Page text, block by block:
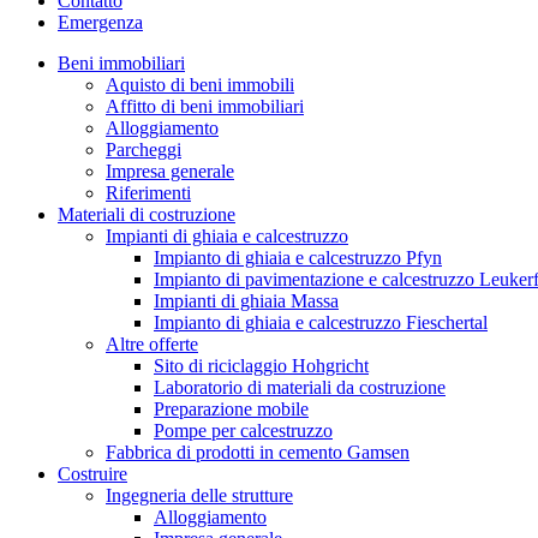
Emergenza
Beni immobiliari
Aquisto di beni immobili
Affitto di beni immobiliari
Alloggiamento
Parcheggi
Impresa generale
Riferimenti
Materiali di costruzione
Impianti di ghiaia e calcestruzzo
Impianto di ghiaia e calcestruzzo Pfyn
Impianto di pavimentazione e calcestruzzo
Impianti di ghiaia Massa
Impianto di ghiaia e calcestruzzo Fieschertal
Altre offerte
Sito di riciclaggio Hohgricht
Laboratorio di materiali da costruzione
Preparazione mobile
Pompe per calcestruzzo
Fabbrica di prodotti in cemento Gamsen
Costruire
Ingegneria delle strutture
Alloggiamento